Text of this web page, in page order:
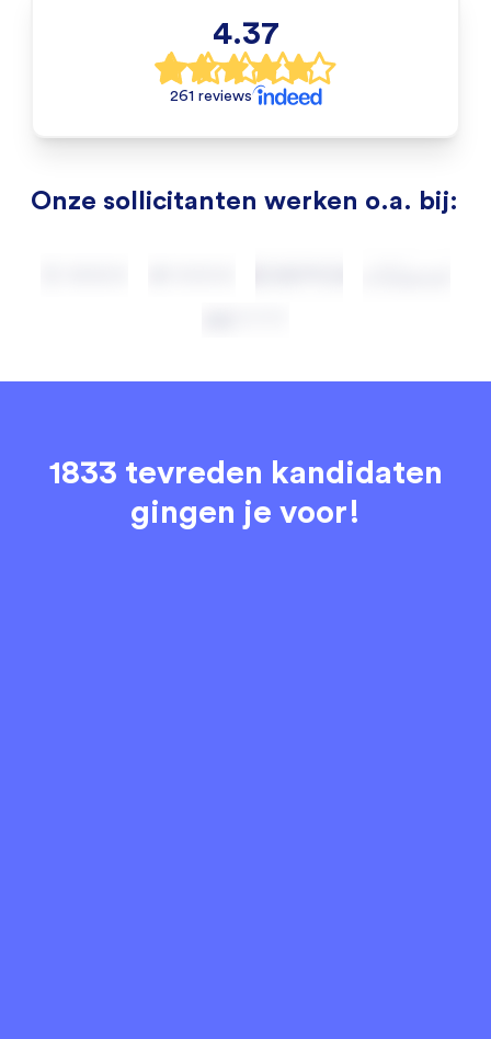
4.37
261 reviews
Onze sollicitanten werken o.a. bij:
1833 tevreden kandidaten
gingen je voor!